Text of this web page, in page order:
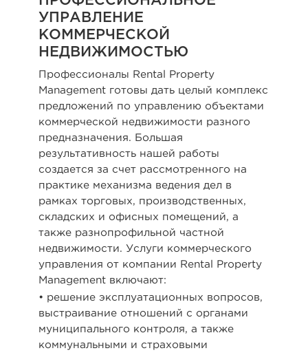
УПРАВЛЕНИЕ
КОММЕРЧЕСКОЙ
НЕДВИЖИМОСТЬЮ
Профессионалы Rental Property
Management готовы дать целый комплекс
предложений по управлению объектами
коммерческой недвижимости разного
предназначения. Большая
результативность нашей работы
создается за счет рассмотренного на
практике механизма ведения дел в
рамках торговых, производственных,
складских и офисных помещений, а
также разнопрофильной частной
недвижимости. Услуги коммерческого
управления от компании Rental Property
Management включают:
• решение эксплуатационных вопросов,
выстраивание отношений с органами
муниципального контроля, а также
коммунальными и страховыми